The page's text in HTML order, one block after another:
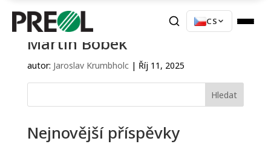
CS
Martin Bobek
autor: Jaroslav Krumbholc| Říj 11, 2025
Hledat
Nejnovější příspěvky